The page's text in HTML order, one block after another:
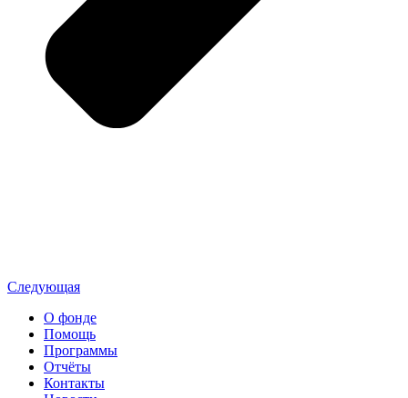
Следующая
О фонде
Помощь
Программы
Отчёты
Контакты